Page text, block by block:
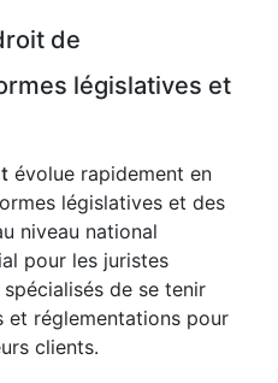
de
législatives et
évolue rapidement en
législatives et des
niveau national
pour les juristes
de se tenir
et réglementations pour
clients.